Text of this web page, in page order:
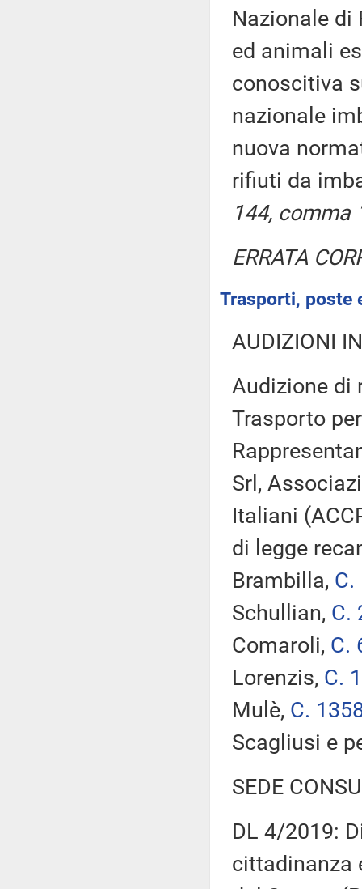
Nazionale di
ed animali
conoscitiva
nazionale
nuova
rifiuti da
144, comma
ERRATA
Trasporti, poste
AUDIZIONI
Audizione di
Trasporto
Srl,
Italiani
di legge
Brambilla, C.
Schullian, C.
Comaroli, C.
Lorenzis, C.
Mulè, C.
Scagliusi e
SEDE
DL 4/2019:
cittadinanza